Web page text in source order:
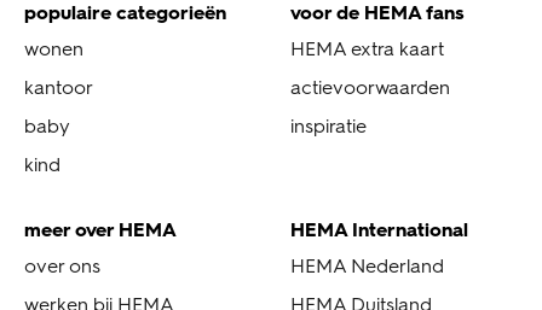
populaire categorieën
wonen
kantoor
baby
kind
voor de HEMA fans
HEMA extra kaart
actievoorwaarden
inspiratie
meer over HEMA
over ons
werken bij HEMA
HEMA International
HEMA Nederland
HEMA Duitsland